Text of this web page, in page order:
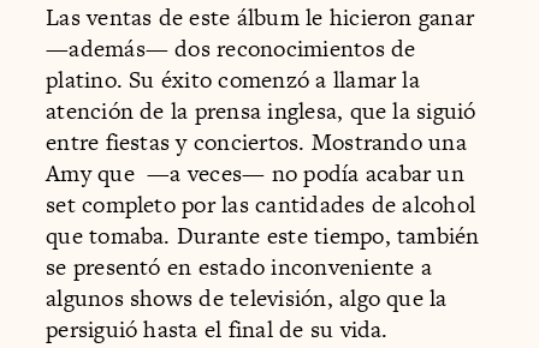
Las ventas de este álbum le hicieron ganar
—además— dos reconocimientos de
platino. Su éxito comenzó a llamar la
atención de la prensa inglesa, que la siguió
entre fiestas y conciertos. Mostrando una
Amy que —a veces— no podía acabar un
set completo por las cantidades de alcohol
que tomaba. Durante este tiempo, también
se presentó en estado inconveniente a
algunos shows de televisión, algo que la
persiguió hasta el final de su vida.